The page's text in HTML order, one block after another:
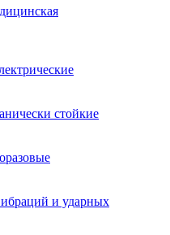
стойкие
и ударных